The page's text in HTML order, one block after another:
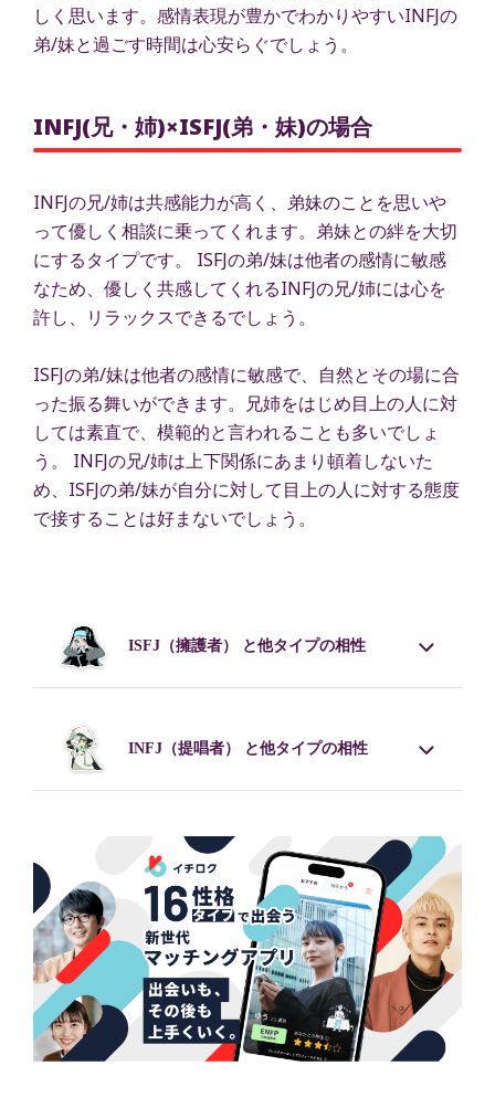
しく思います。感情表現が豊かでわかりやすいINFJの
弟/妹と過ごす時間は心安らぐでしょう。
INFJ(兄・姉)×ISFJ(弟・妹)の場合
INFJの兄/姉は共感能力が高く、弟妹のことを思いや
って優しく相談に乗ってくれます。弟妹との絆を大切
にするタイプです。 ISFJの弟/妹は他者の感情に敏感
なため、優しく共感してくれるINFJの兄/姉には心を
許し、リラックスできるでしょう。
ISFJの弟/妹は他者の感情に敏感で、自然とその場に合
った振る舞いができます。兄姉をはじめ目上の人に対
しては素直で、模範的と言われることも多いでしょ
う。 INFJの兄/姉は上下関係にあまり頓着しないた
め、ISFJの弟/妹が自分に対して目上の人に対する態度
で接することは好まないでしょう。
ISFJ （擁護者） と他タイプの相性
INFJ （提唱者） と他タイプの相性